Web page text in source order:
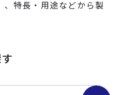
、特長・用途などから製